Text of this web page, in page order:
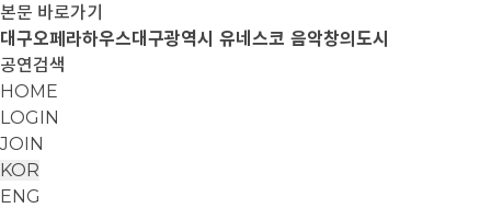
본문 바로가기
대구오페라하우스대구광역시 유네스코 음악창의도시
공연검색
HOME
LOGIN
JOIN
KOR
ENG